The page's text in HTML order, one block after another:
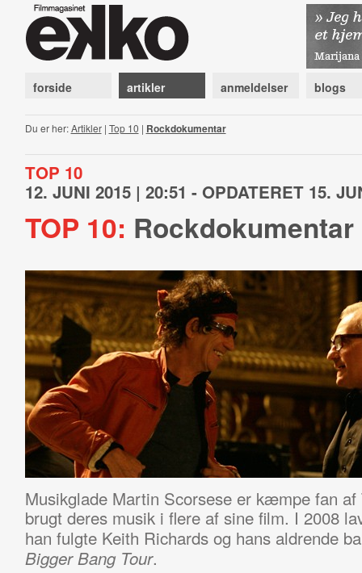
forside artikler anmeldelser blogs
Du er her:Artikler| Top 10 | Rockdokumentar
TOP 10
12. JUNI 2015 | 20:51 - OPDATERET 15.
TOP 10: Rockdokumentar
Musikglade Martin Scorsese er kæmpe fan
brugt deres musik i flere af sine film. I 2008
han fulgte Keith Richards og hans aldrende
Bigger Bang Tour.